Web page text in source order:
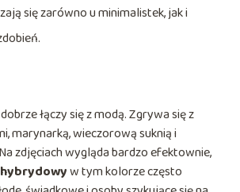
się zarówno u minimalistek, jak i
łączy się z modą. Zgrywa się z
marynarką, wieczorową suknią i
zdjęciach wygląda bardzo efektownie,
w tym kolorze często